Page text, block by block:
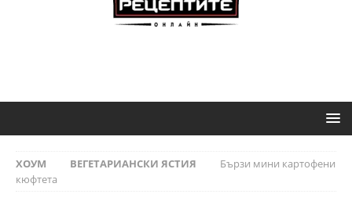
ХОУМ ВЕГЕТАРИАНСКИ ЯСТИЯ
Бързи мини картофени
кюфтета